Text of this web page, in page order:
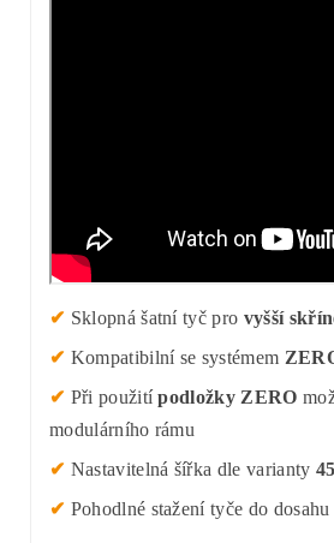
✔ Sklopná šatní tyč pro vyšší
✔ Kompatibilní se systémem
✔ Při použitípodložky ZERO
modulárního rámu
✔ Nastavitelná šířka dle varianty
✔ Pohodlné stažení tyče do